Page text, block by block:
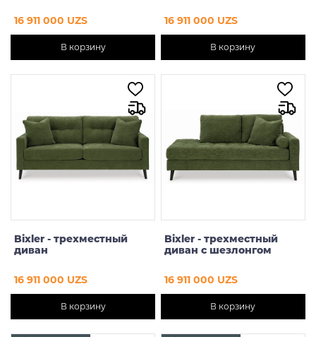
16 911 000 UZS
В корзину
16 911 000 UZS
В корзину
Bixler - трехместный
диван
16 911 000 UZS
В корзину
Bixler - трехместный
диван с шезлонгом
16 911 000 UZS
В корзину